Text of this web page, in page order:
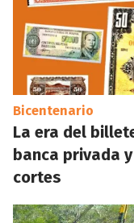
Bicentenario
La era del
banca privada
cortes